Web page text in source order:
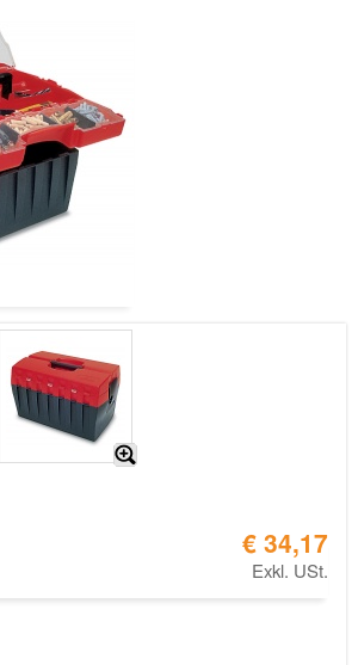
€ 34,17
Exkl. USt.